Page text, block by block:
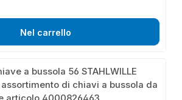
Nel carrello